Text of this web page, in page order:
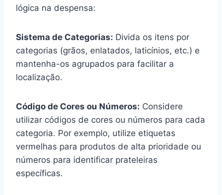
lógica na despensa:
Sistema de Categorias: Divida os itens por
categorias (grãos, enlatados, laticínios, etc.) e
mantenha-os agrupados para facilitar a
localização.
Código de Cores ou Números: Considere
utilizar códigos de cores ou números para cada
categoria. Por exemplo, utilize etiquetas
vermelhas para produtos de alta prioridade ou
números para identificar prateleiras
específicas.